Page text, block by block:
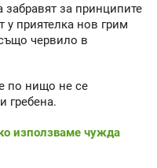
за принципите
у приятелка нов грим
червило в
по нищо не се
гребена.
използваме чужда